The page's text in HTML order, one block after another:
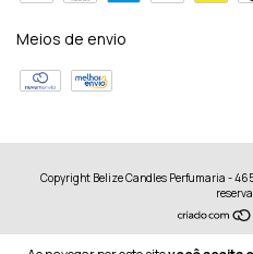
Meios de envio
Copyright Belize Candles Perfumaria -